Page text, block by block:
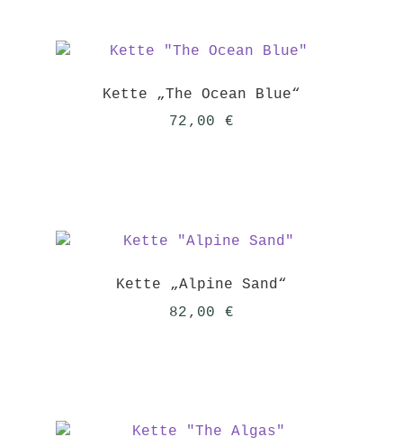
Kette „The Ocean Blue“
72,00 €
Kette „Alpine Sand“
82,00 €